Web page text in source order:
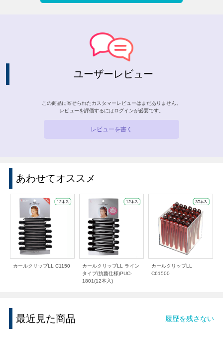
ユーザーレビュー
この商品に寄せられたカスタマーレビューはまだありません。
レビューを評価するには ログインが必要です。
レビューを書く
あわせてオススメ
カールクリップLL C1150
カールクリップLL ライン
タイプ(抗菌仕様)PUC-
1801(12本入)
カールクリップLL
C61500
最近見た商品 履歴を残さない